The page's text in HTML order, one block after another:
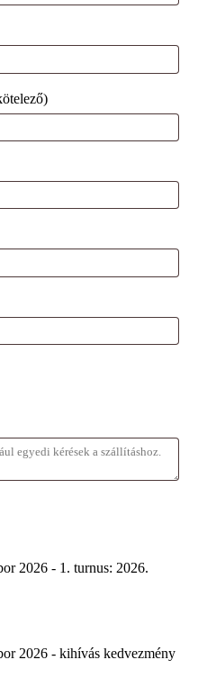
2026 - 1. turnus: 2026.
2026 - kihívás kedvezmény